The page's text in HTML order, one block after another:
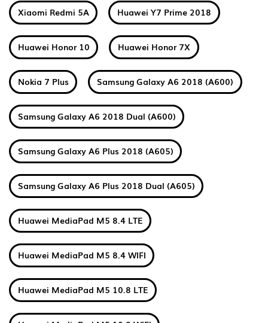
Xiaomi Redmi 5A Huawei Y7 Prime 2018
Huawei Honor 10 Huawei Honor 7X
Nokia 7 Plus Samsung Galaxy A6 2018 (A600)
Samsung Galaxy A6 2018 Dual (A600)
Samsung Galaxy A6 Plus 2018 (A605)
Samsung Galaxy A6 Plus 2018 Dual (A605)
Huawei MediaPad M5 8.4 LTE
Huawei MediaPad M5 8.4 WIFI
Huawei MediaPad M5 10.8 LTE